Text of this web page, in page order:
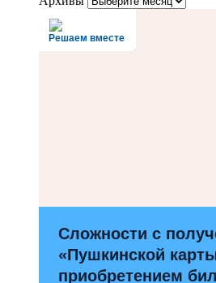
Решаем вместе
Сложности с
«Пушкинской
приобретением